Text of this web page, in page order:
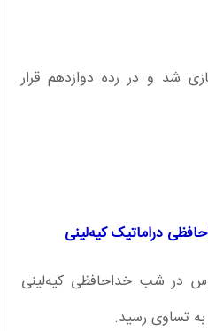
این برد ۴۶ امتیازی شد و در رده دوازدهم قرار
دراماتیک کیه‌لینی
در شب خداحافظی کیه‌لینی
به تساوی رسید.